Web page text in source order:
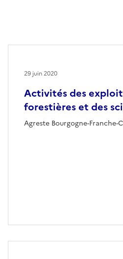
Activités des
forestières et des
Agreste Bourgogne-Franche-
29 juin 2020